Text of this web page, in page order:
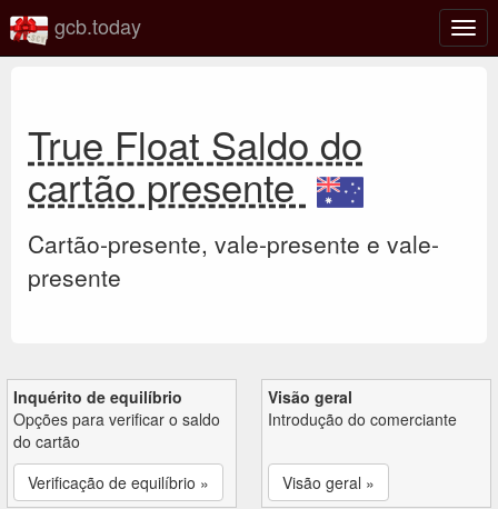
gcb.today
True Float Saldo do
cartão presente
Cartão-presente, vale-presente e vale-
presente
Inquérito de equilíbrio
Opções para verificar o saldo
do cartão
Verificação de equilíbrio »
Visão geral
Introdução do comerciante
Visão geral »